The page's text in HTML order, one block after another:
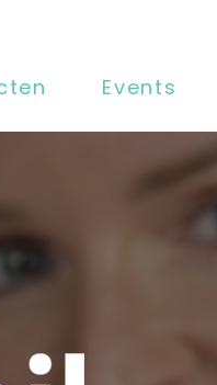
Events